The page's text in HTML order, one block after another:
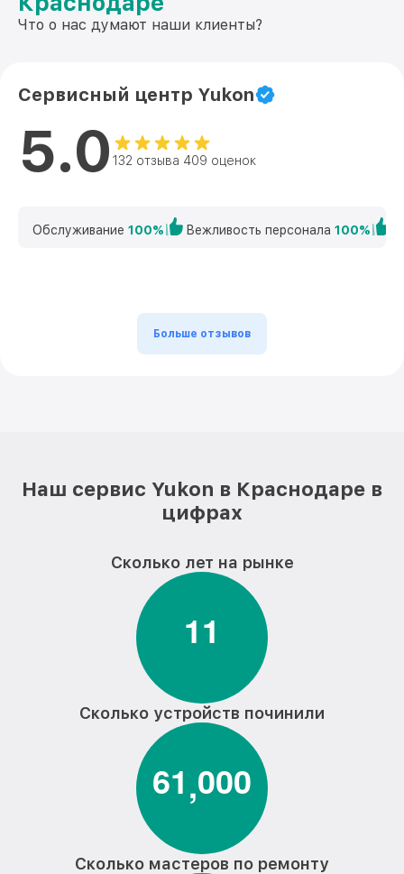
Что о нас думают наши клиенты?
Сервисный центр Yukon
5.0 132 отзыва 409 оценок
Обслуживание 100% Вежливость персонала 100%
Больше отзывов
Наш сервис Yukon в Краснодаре в
цифрах
Сколько лет на рынке
11
Сколько устройств починили
61,000
Сколько мастеров по ремонту